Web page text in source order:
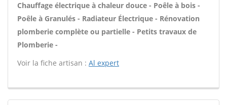
Chauffage électrique à chaleur douce - Poêle à bois -
Poêle à Granulés - Radiateur Électrique - Rénovation
plomberie complète ou partielle - Petits travaux de
Plomberie -
Voir la fiche artisan : Al expert